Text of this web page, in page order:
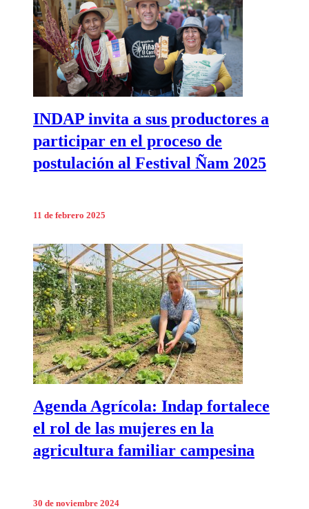
INDAP invita a sus productores a
participar en el proceso de
postulación al Festival Ñam 2025
11 de febrero 2025
Agenda Agrícola: Indap fortalece
el rol de las mujeres en la
agricultura familiar campesina
30 de noviembre 2024